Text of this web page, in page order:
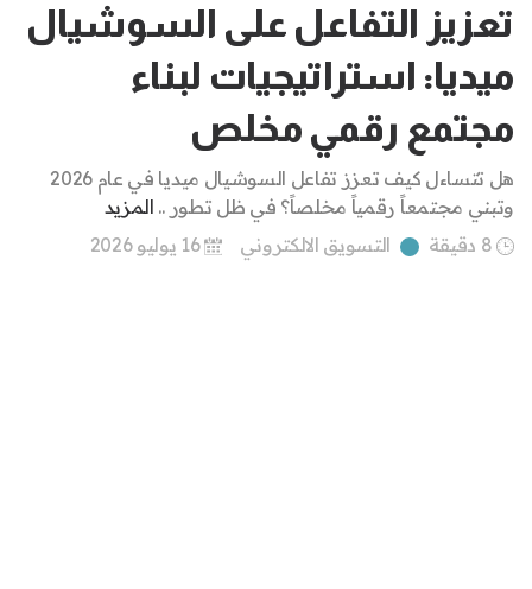
تعزيز التفاعل على السوشيال
ميديا: استراتيجيات لبناء
مجتمع رقمي مخلص
هل تتساءل كيف تعزز تفاعل السوشيال ميديا في عام 2026
وتبني مجتمعاً رقمياً مخلصاً؟ في ظل تطور .. المزيد
8 دقيقة
التسويق الالكتروني 16 يوليو 2026